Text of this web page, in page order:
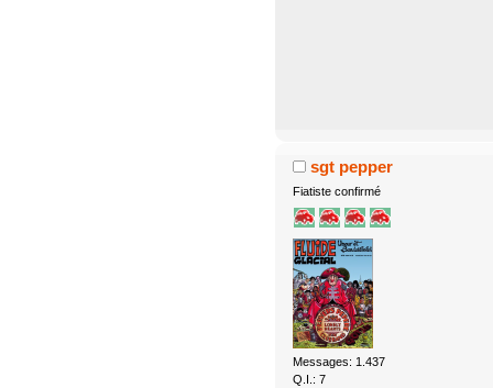
sgt pepper
Fiatiste confirmé
Messages: 1.437
Q.I.: 7